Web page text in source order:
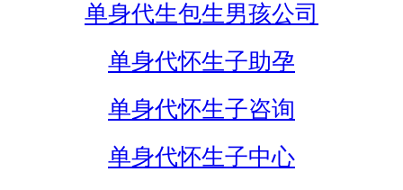
单身代生包生男孩公司
单身代怀生子助孕
单身代怀生子咨询
单身代怀生子中心